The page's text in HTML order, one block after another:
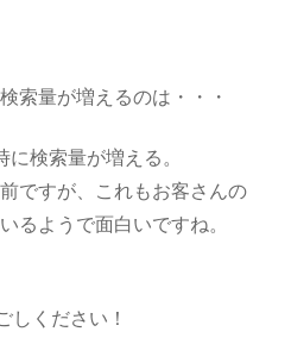
索量が増えるのは・・・
検索量が増える。
ですが、これもお客さんの
るようで面白いですね。
しください！